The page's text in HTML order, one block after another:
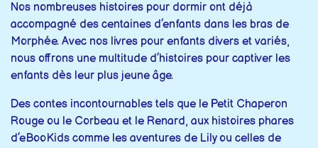
Nos nombreuses histoires pour dormir ont déjà
accompagné des centaines d’enfants dans les bras de
Morphée. Avec nos livres pour enfants divers et variés,
nous offrons une multitude d’histoires pour captiver les
enfants dès leur plus jeune âge.
Des contes incontournables tels que le Petit Chaperon
Rouge ou le Corbeau et le Renard, aux histoires phares
d’eBooKids comme les aventures de Lily ou celles de